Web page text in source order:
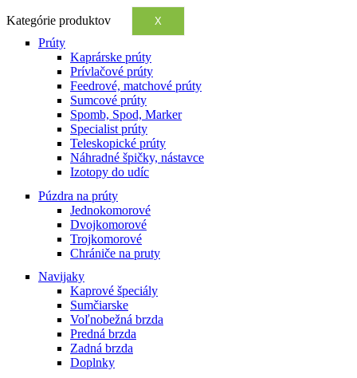
Kategórie produktov X
Prúty
Kaprárske prúty
Prívlačové prúty
Feedrové, matchové prúty
Sumcové prúty
Spomb, Spod, Marker
Specialist prúty
Teleskopické prúty
Náhradné špičky, nástavce
Izotopy do udíc
Púzdra na prúty
Jednokomorové
Dvojkomorové
Trojkomorové
Chrániče na pruty
Navijaky
Kaprové špeciály
Sumčiarske
Voľnobežná brzda
Predná brzda
Zadná brzda
Doplnky